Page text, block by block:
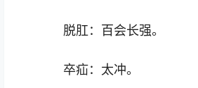
脱肛：百会长强。
卒疝：太冲。